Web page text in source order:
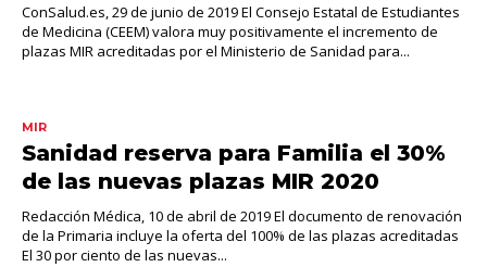
ConSalud.es, 29 de junio de 2019 El Consejo Estatal de Estudiantes
de Medicina (CEEM) valora muy positivamente el incremento de
plazas MIR acreditadas por el Ministerio de Sanidad para...
MIR
Sanidad reserva para Familia el 30%
de las nuevas plazas MIR 2020
Redacción Médica, 10 de abril de 2019 El documento de renovación
de la Primaria incluye la oferta del 100% de las plazas acreditadas
El 30 por ciento de las nuevas...